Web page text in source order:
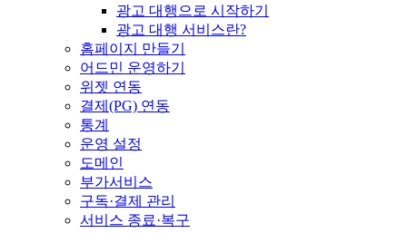
광고 대행으로 시작하기
광고 대행 서비스란?
홈페이지 만들기
어드민 운영하기
위젯 연동
결제(PG) 연동
통계
운영 설정
도메인
부가서비스
구독·결제 관리
서비스 종료·복구